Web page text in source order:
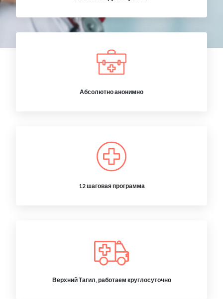
Абсолютно анонимно
12 шаговая программа
Верхний Тагил, работаем круглосуточно